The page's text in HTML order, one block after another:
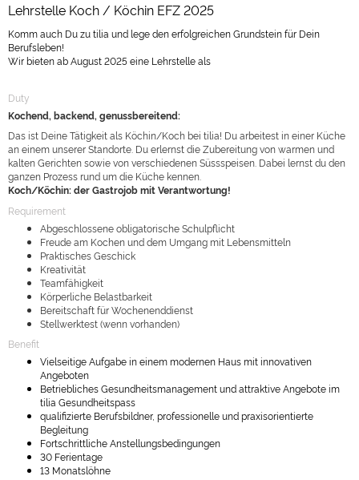
Lehrstelle Koch / Köchin EFZ 2025
Komm auch Du zu tilia und lege den erfolgreichen Grundstein für Dein
Berufsleben!
Wir bieten ab August 2025 eine Lehrstelle als
Duty
Kochend, backend, genussbereitend:
Das ist Deine Tätigkeit als Köchin/Koch bei tilia! Du arbeitest in einer Küche
an einem unserer Standorte. Du erlernst die Zubereitung von warmen und
kalten Gerichten sowie von verschiedenen Süssspeisen. Dabei lernst du den
ganzen Prozess rund um die Küche kennen.
Koch/Köchin: der Gastrojob mit Verantwortung!
Requirement
Abgeschlossene obligatorische Schulpflicht
Freude am Kochen und dem Umgang mit Lebensmitteln
Praktisches Geschick
Kreativität
Teamfähigkeit
Körperliche Belastbarkeit
Bereitschaft für Wochenenddienst
Stellwerktest (wenn vorhanden)
Benefit
Vielseitige Aufgabe in einem modernen Haus mit innovativen
Angeboten
Betriebliches Gesundheitsmanagement und attraktive Angebote im
tilia Gesundheitspass
qualifizierte Berufsbildner, professionelle und praxisorientierte
Begleitung
Fortschrittliche Anstellungsbedingungen
30 Ferientage
13 Monatslöhne